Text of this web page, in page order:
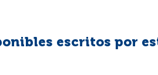
escritos por